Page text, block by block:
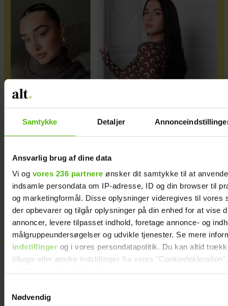
Samtykke Detaljer
Ansvarlig brug af dine data
Vi og vores 236 partnere ønsker dit samtykke til at
indsamle persondata om IP-adresse, ID og din browser til
og marketingformål. Disse oplysninger videregives til vores
der opbevarer og tilgår oplysninger på din enhed for at vise
annoncer, levere tilpasset indhold, foretage annonce- og
målgruppeundersøgelser og udvikle tjenester. Se mere
indstillingerog i vores persondatapolitik. Du kan altid
tilbage eller ændre indstillinger fra vores
Dine valg anvendes på hele websitet.
Nødvendig
Irina Olsen og Victoria Babenko: Sådan finder
KÆMPE GALLERI: De kendte
elsker Smukfest